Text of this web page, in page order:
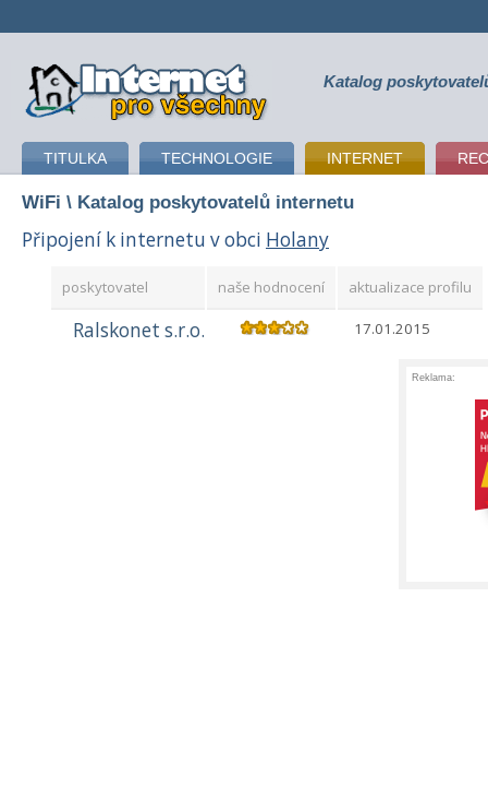
připojení k internetu Katalog
TITULKA TECHNOLOGIE INTERNET
WiFi \ Katalog poskytovatelů internetu
Připojení k internetu v obci Holany
poskytovatel naše hodnocení aktualizace profilu
Ralskonet s.r.o. 17.01.2015
Reklama: